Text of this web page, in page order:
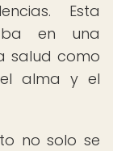
Esta
en una
salud como
alma y el
no solo se